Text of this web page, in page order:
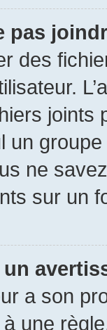
pas
des
un
ne
sur un
a son
une